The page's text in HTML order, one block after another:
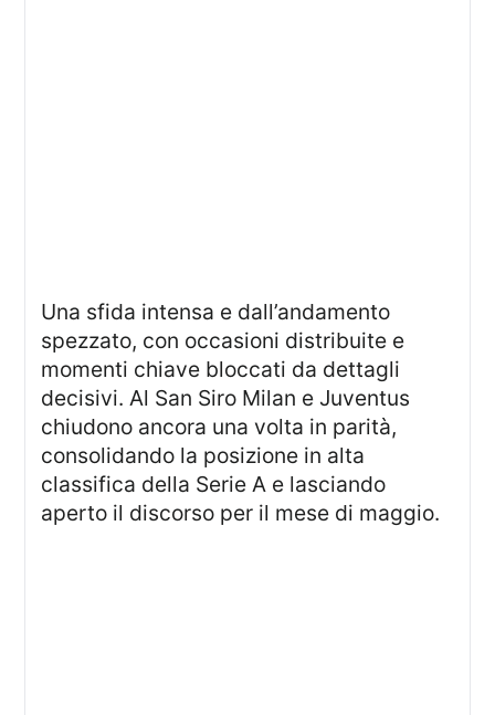
Una sfida intensa e dall’andamento
spezzato, con occasioni distribuite e
momenti chiave bloccati da dettagli
decisivi. Al San Siro Milan e Juventus
chiudono ancora una volta in parità,
consolidando la posizione in alta
classifica della Serie A e lasciando
aperto il discorso per il mese di maggio.